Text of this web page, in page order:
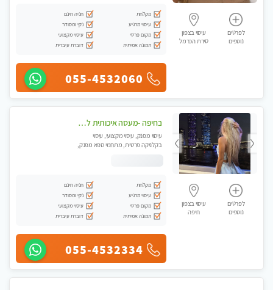
לפרטים
נוספים
עיסוי בצפון
טירת הכרמל
מקלחת
חניה חינם
עיסוי מרגיע
נקי ומסודר
מקום פרטי
עיסוי מקצועי
תמונה אמיתית
דוברת עיברית
055-4532060
לפרטים
נוספים
עיסוי בצפון
חיפה
בחיפה -מעסה איכותית לעיסוי טנטרה מקצועי ומרגיעה - WHATSAPP ONLY
עיסוי מפנק, עיסוי מקצועי, עיסוי
בקלניקה פרטית, מתחמי ספא מפנק,
מקלחת
חניה חינם
עיסוי מרגיע
נקי ומסודר
מקום פרטי
עיסוי מקצועי
תמונה אמיתית
דוברת עיברית
055-4532334